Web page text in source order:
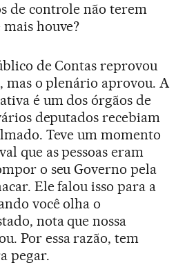
de controle não terem
houve?
de Contas reprovou
mas o plenário aprovou. A
é um dos órgãos de
deputados recebiam
Teve um momento
que as pessoas eram
o seu Governo pela
Ele falou isso para a
você olha o
nota que nossa
Por essa razão, tem
pegar.